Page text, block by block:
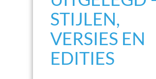
STIJLEN,
VERSIES EN
EDITIES